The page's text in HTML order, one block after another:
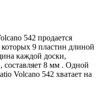
542 продается
9 пластин длиной
каждой доски,
составляет 8 мм . Одной
Volcano 542 хватает на